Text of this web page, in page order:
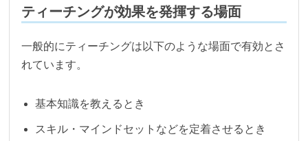
ティーチングが効果を発揮する場面
一般的にティーチングは以下のような場面で有効とさ
れています。
基本知識を教えるとき
スキル・マインドセットなどを定着させるとき